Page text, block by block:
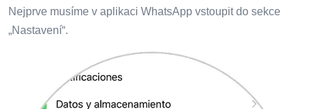
Nejprve musíme v aplikaci WhatsApp vstoupit do sekce
„Nastavení“.